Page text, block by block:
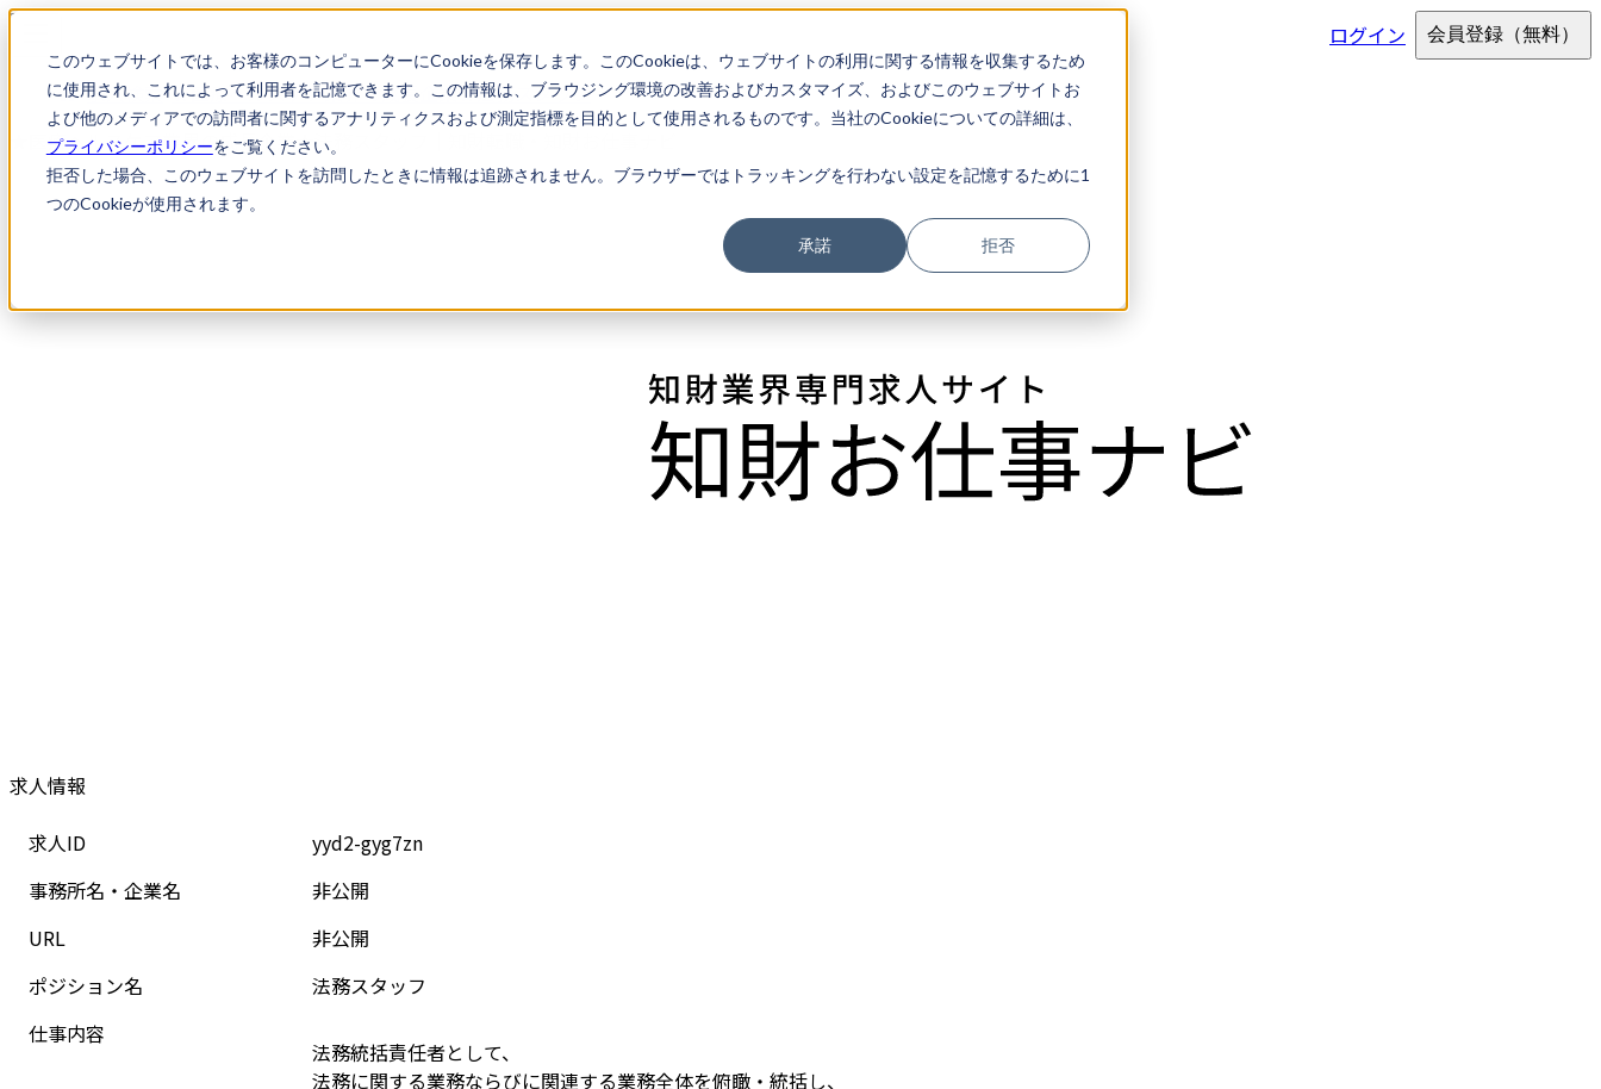
このウェブサイトでは、お客様のコンピューターにCookieを保存します。このCookieは、ウェブサイトの利用に関する情報を収集するため
に使用され、これによって利用者を記憶できます。この情報は、ブラウジング環境の改善およびカスタマイズ、およびこのウェブサイトお
よび他のメディアでの訪問者に関するアナリティクスおよび測定指標を目的として使用されるものです。当社のCookieについての詳細は、
プライバシーポリシーをご覧ください。
拒否した場合、このウェブサイトを訪問したときに情報は追跡されません。ブラウザーではトラッキングを行わない設定を記憶するために1
つのCookieが使用されます。
承諾 拒否
ログイン 会員登録 （無料）
求人検索 ★医療ヘルスケア業界の成長企業★法務スタッフ
★医療ヘルスケア業界の成長企業★法務スタッフ｜知財転職・知財お仕事ナビ
求人情報
求人ID
yyd2-gyg7zn
事務所名・企業名
非公開
URL
非公開
ポジション名
法務スタッフ
仕事内容
法務統括責任者として、
法務に関する業務ならびに関連する業務全体を俯瞰・統括し、